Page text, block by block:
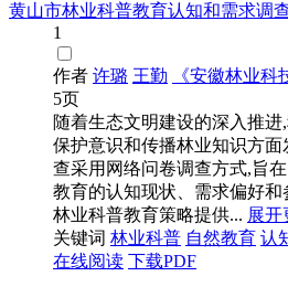
黄山市林业科普教育认知和需求调
1
作者 许璐 王勤 《安徽林业科
5页
随着生态文明建设的深入推
保护意识和传播林业知识方
查采用网络问卷调查方式,旨
教育的认知现状、需求偏好
林业科普教育策略提供... 展开
关键词 林业科普 自然教育 认
在线阅读 下载PDF